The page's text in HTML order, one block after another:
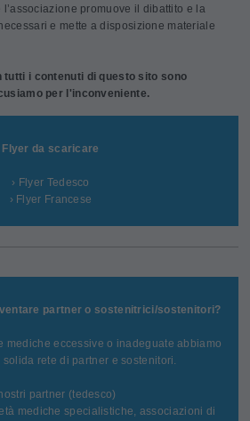
l’associazione promuove il dibattito e la
e mette a disposizione materiale
tutti i contenuti di questo sito sono
per l'inconveniente.
Flyer da scaricare
› Flyer Tedesco
› Flyer Francese
partner o sostenitrici/sostenitori?
mediche eccessive o inadeguate abbiamo
rete di partner e sostenitori.
partner (tedesco)
mediche specialistiche, associazioni di